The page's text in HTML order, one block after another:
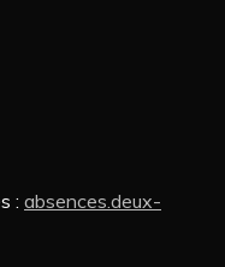
: absences.deux-